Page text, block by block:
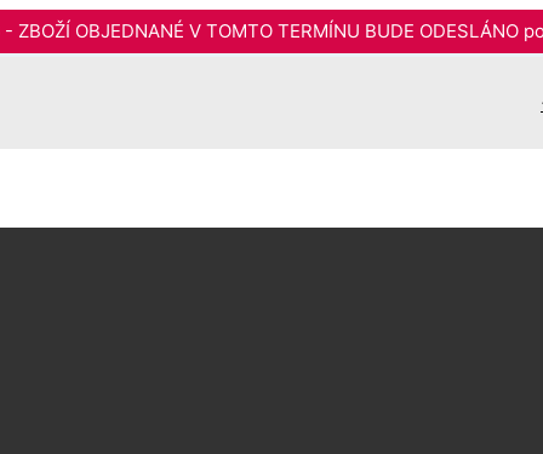
OBJEDNANÉ V TOMTO TERMÍNU BUDE ODESLÁNO